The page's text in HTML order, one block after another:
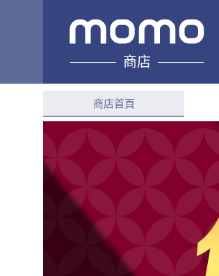
商店
洪哥生活百貨行
綜合評分
商店首頁